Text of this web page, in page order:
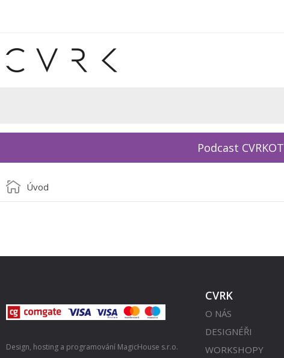
Podcast CVRKOT
Úvod
Design, hosting a programování MagicHouse s.r.o.
CVRK
O NÁS
DESIGNÉŘI
WORKSHOPY